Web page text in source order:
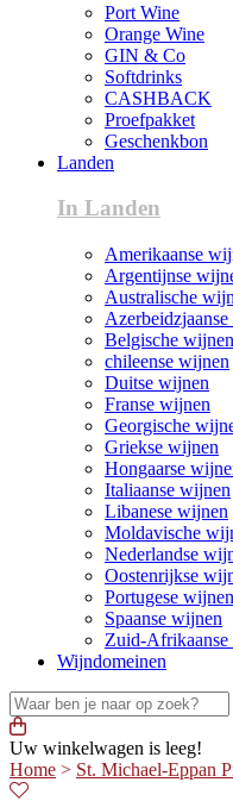
Port Wine
Orange Wine
GIN & Co
Softdrinks
CASHBACK
Proefpakket
Geschenkbon
Landen
In Landen
Amerikaanse
Argentijnse
Australische
Belgische wijnen
chileense wijnen
Duitse wijnen
Franse wijnen
Georgische
Griekse wijnen
Hongaarse
Italiaanse wijnen
Libanese wijnen
Moldavische
Nederlandse
Oostenrijkse
Portugese wijnen
Spaanse wijnen
Zuid-Afrikaanse
Wijndomeinen
Uw winkelwagen is leeg!
Home > St. Michael-Eppan